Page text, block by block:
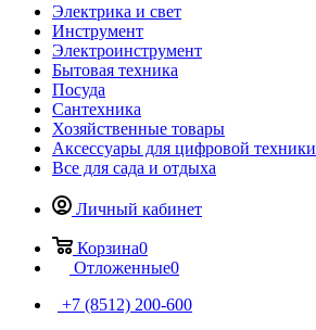
Электрика и свет
Инструмент
Электроинструмент
Бытовая техника
Посуда
Сантехника
Хозяйственные товары
Аксессуары для цифровой техники
Все для сада и отдыха
Личный кабинет
Корзина0
Отложенные0
+7 (8512) 200-600